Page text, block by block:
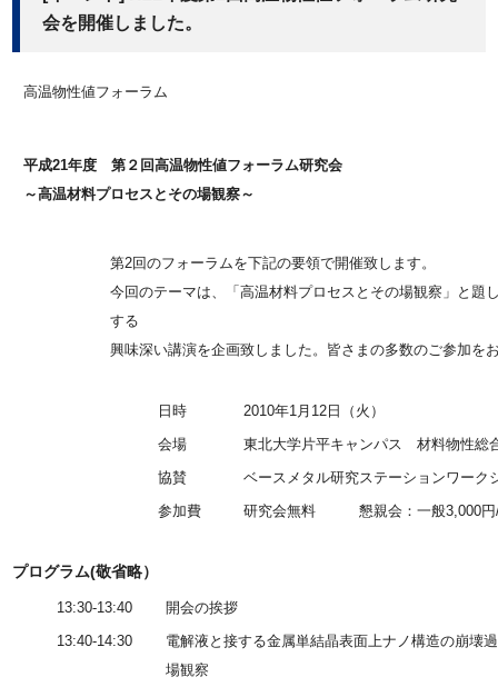
会を開催しました。
高温物性値フォーラム
平成21年度 第２回高温物性値フォーラム研究会
～高温材料プロセスとその場観察～
第2回のフォーラムを下記の要領で開催致します。
今回のテーマは、「高温材料プロセスとその場観察」と題
する
興味深い講演を企画致しました。皆さまの多数のご参加を
日時
2010年1月12日（火）
会場
東北大学片平キャンパス 材料物性総
協賛
ベースメタル研究ステーションワーク
参加費
研究会無料 懇親会：一般3,000円/
プログラム(敬省略）
13:30-13:40
開会の挨拶
13:40-14:30
電解液と接する金属単結晶表面上ナノ構造の崩壊
場観察